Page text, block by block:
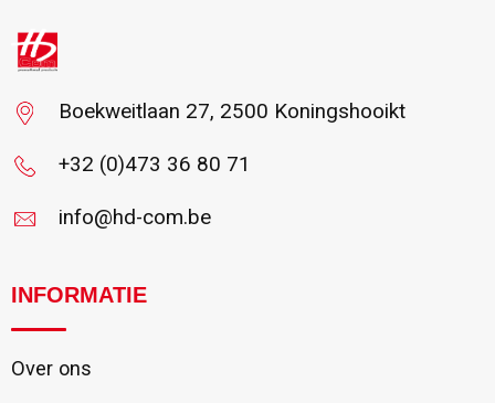
Boekweitlaan 27, 2500 Koningshooikt
+32 (0)473 36 80 71
info@hd-com.be
INFORMATIE
Over ons